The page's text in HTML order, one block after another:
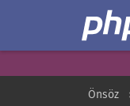
Önsöz